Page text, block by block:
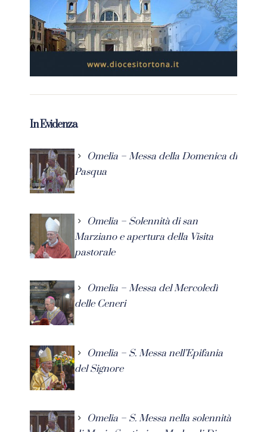
In Evidenza
Omelia – Messa della Domenica di
Pasqua
Omelia – Solennità di san
Marziano e apertura della Visita
pastorale
Omelia – Messa del Mercoledì
delle Ceneri
Omelia – S. Messa nell’Epifania
del Signore
Omelia – S. Messa nella solennità